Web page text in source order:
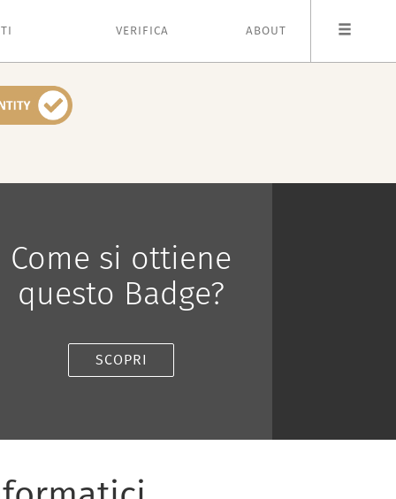
VERIFICA ABOUT
Come si ottiene
questo Badge?
SCOPRI